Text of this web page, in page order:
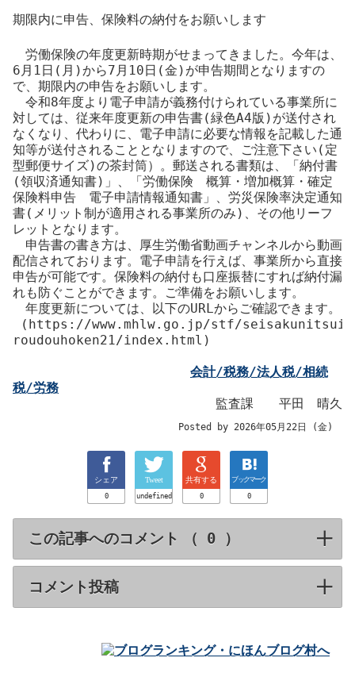
期限内に申告、保険料の納付をお願いします
労働保険の年度更新時期がせまってきました。今年は、
6月1日(月)から7月10日(金)が申告期間となりますの
で、期限内の申告をお願いします。
令和8年度より電子申請が義務付けられている事業所に
対しては、従来年度更新の申告書(緑色A4版)が送付され
なくなり、代わりに、電子申請に必要な情報を記載した通
知等が送付されることとなりますので、ご注意下さい(定
型郵便サイズ)の茶封筒）。郵送される書類は、「納付書
(領収済通知書)」、「労働保険 概算・増加概算・確定
保険料申告 電子申請情報通知書」、労災保険率決定通知
書(メリット制が適用される事業所のみ)、その他リーフ
レットとなります。
申告書の書き方は、厚生労働省動画チャンネルから動画
配信されております。電子申請を行えば、事業所から直接
申告が可能です。保険料の納付も口座振替にすれば納付漏
れも防ぐことができます。ご準備をお願いします。
年度更新については、以下のURLからご確認できます。
(https://www.mhlw.go.jp/stf/
roudouhoken21/index.html)
会計/税務/法人税/相続
税/労務
監査課 平田 晴久
Posted by 2026年05月22日 (金)
シェア
0
Tweet
undefined
共有する
0
ブックマーク
0
この記事へのコメント （ ） click to
コメント投稿click to expand contents